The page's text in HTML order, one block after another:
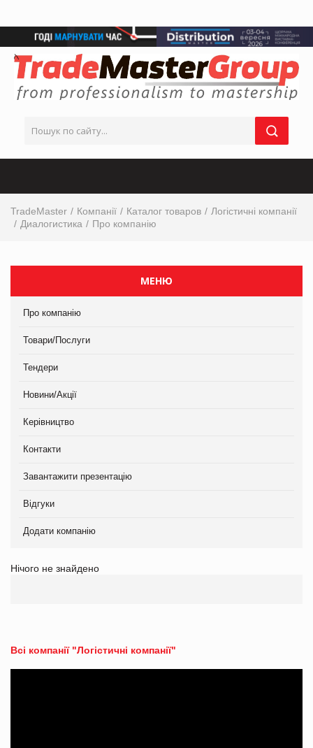
TradeMaster Компанії Каталог товаров
Логістичні компанії
Диалогистика
Про компанію
МЕНЮ
Про компанію
Товари/Послуги
Тендери
Новини/Акції
Керівництво
Контакти
Завантажити презентацію
Відгуки
Додати компанію
Нічого не знайдено
Всі компанії "Логістичні компанії"